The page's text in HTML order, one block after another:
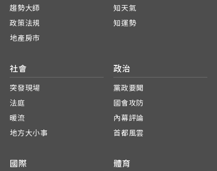
趨勢大師
政策法規
地產房市
知天氣
知運勢
社會
突發現場
法庭
暖流
地方大小事
政治
黨政要聞
國會攻防
內幕評論
首都風雲
國際 體育